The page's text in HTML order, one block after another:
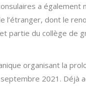
a
l’étranger, dont le
partie du collège de
organisant la
2021. Déjà